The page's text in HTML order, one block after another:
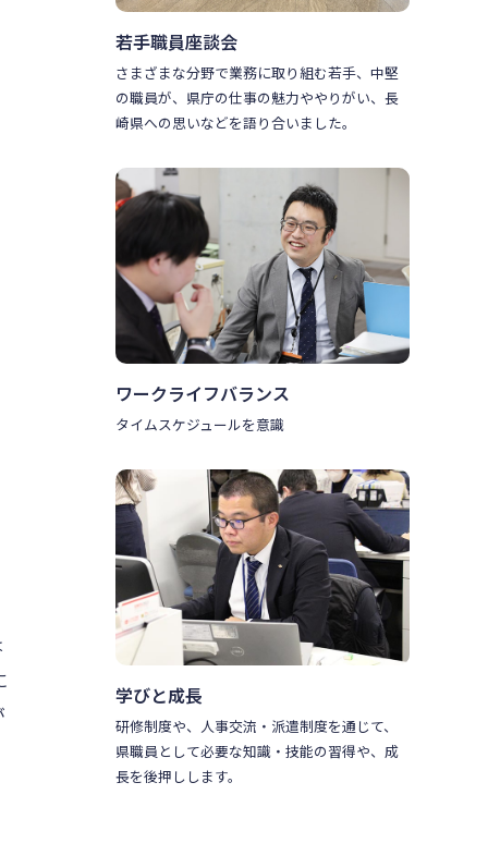
若手職員座談会
さまざまな分野で業務に取り組む若手、中堅
の職員が、県庁の仕事の魅力ややりがい、長
崎県への思いなどを語り合いました。
ワークライフバランス
タイムスケジュールを意識
学びと成長
研修制度や、人事交流・派遣制度を通じて、
県職員として必要な知識・技能の習得や、成
長を後押しします。